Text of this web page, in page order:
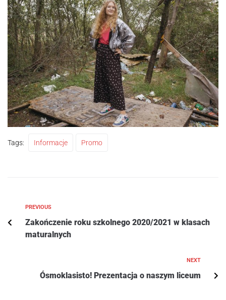
Tags: Informacje Promo
PREVIOUS
Zakończenie roku szkolnego 2020/2021 w klasach
maturalnych
NEXT
Ósmoklasisto! Prezentacja o naszym liceum